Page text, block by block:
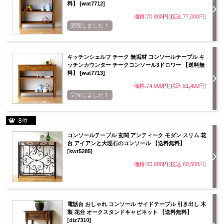
料】 [wat7712]
価格:70,000円(税込 77,000円)
完売しました！
キッチンシェルフ チーク 無垢材 コンソールテーブル キ
ッチンカウンター チークコンソール3ドロワー 【送料無
料】 [wat7713]
価格:74,000円(税込 81,400円)
完売しました！
8位
コンソールテーブル 玄関 アンティーク モダン スリム 花
台 アイアンと大理石のコンソール 【送料無料】
[kwt5285]
価格:55,000円(税込 60,500円)
電話台 おしゃれ コンソール サイドテーブル 引き出し 木
製 花台 オークスタンドキャビネット 【送料無料】
[diz7310]